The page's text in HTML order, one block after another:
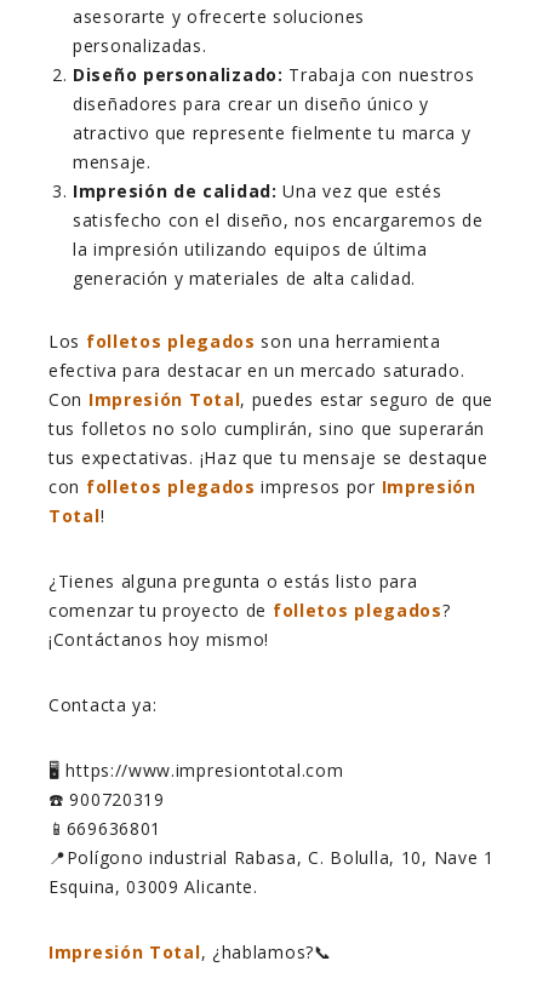
asesorarte y ofrecerte soluciones
personalizadas.
Diseño personalizado: Trabaja con nuestros
diseñadores para crear un diseño único y
atractivo que represente fielmente tu marca y
mensaje.
Impresión de calidad: Una vez que estés
satisfecho con el diseño, nos encargaremos de
la impresión utilizando equipos de última
generación y materiales de alta calidad.
Los folletos plegados son una herramienta
efectiva para destacar en un mercado saturado.
Con Impresión Total, puedes estar seguro de que
tus folletos no solo cumplirán, sino que superarán
tus expectativas. ¡Haz que tu mensaje se destaque
con folletos plegados impresos por Impresión
Total!
¿Tienes alguna pregunta o estás listo para
comenzar tu proyecto de folletos plegados?
¡Contáctanos hoy mismo!
Contacta ya:
🖥️ https://www.impresiontotal.com
☎️ 900720319
📱669636801
📍Polígono industrial Rabasa, C. Bolulla, 10, Nave 1
Esquina, 03009 Alicante.
Impresión Total, ¿hablamos?📞